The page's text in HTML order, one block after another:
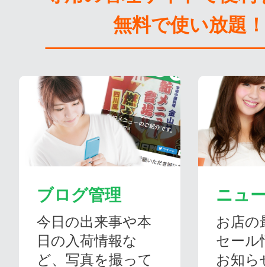
無料で使い放題！
ブログ管理
今日の出来事や本
日の入荷情報な
ど、写真を撮って
ニュ
お店の
セール
お知ら